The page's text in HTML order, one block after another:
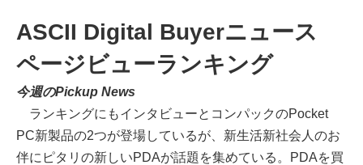
ASCII Digital Buyerニュース
ページビューランキング
今週のPickup News
ランキングにもインタビューとコンパックのPocket
PC新製品の2つが登場しているが、新生活新社会人のお
伴にピタリの新しいPDAが話題を集めている。PDAを買